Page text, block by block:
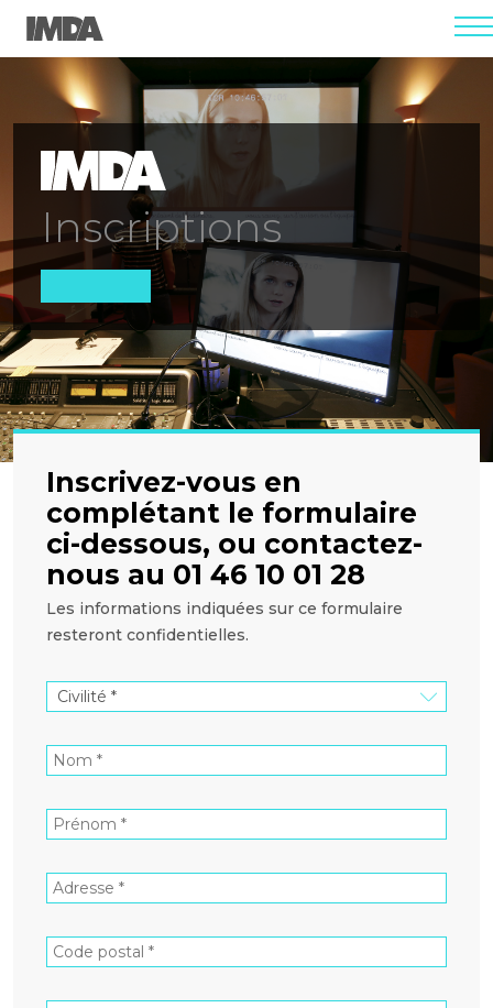
Inscriptions
Inscrivez-vous en
complétant le formulaire
ci-dessous, ou contactez-
nous au 01 46 10 01 28
Les informations indiquées sur ce formulaire
resteront confidentielles.